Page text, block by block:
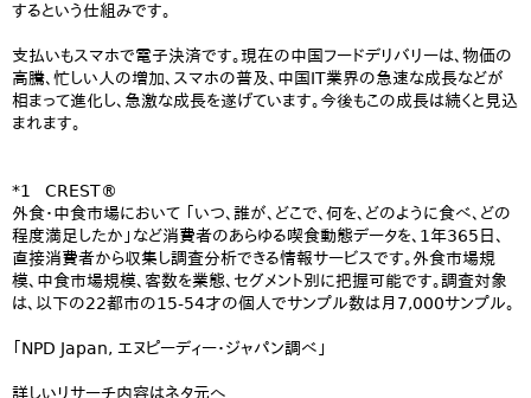
するという仕組みです。
支払いもスマホで電子決済です。現在の中国フードデリバリーは、物価の
高騰、忙しい人の増加、スマホの普及、中国IT業界の急速な成長などが
相まって進化し、急激な成長を遂げています。今後もこの成長は続くと見込
まれます。
*1 CREST®
外食・中食市場において 「いつ、誰が、どこで、何を、どのように食べ、どの
程度満足したか」など消費者のあらゆる喫食動態データを、1年365日、
直接消費者から収集し調査分析できる情報サービスです。外食市場規
模、中食市場規模、客数を業態、セグメント別に把握可能です。調査対象
は、以下の22都市の15-54才の個人でサンプル数は月7,000サンプル。
「NPD Japan, エヌピーディー・ジャパン調べ」
詳しいリサーチ内容はネタ元へ